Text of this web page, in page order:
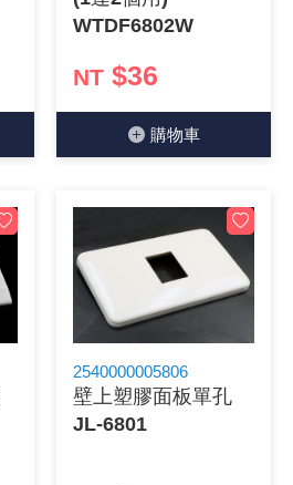
WTDF6802W
NT $36
購物⾞
2540000005806
壁上塑膠面板單孔
JL-6801